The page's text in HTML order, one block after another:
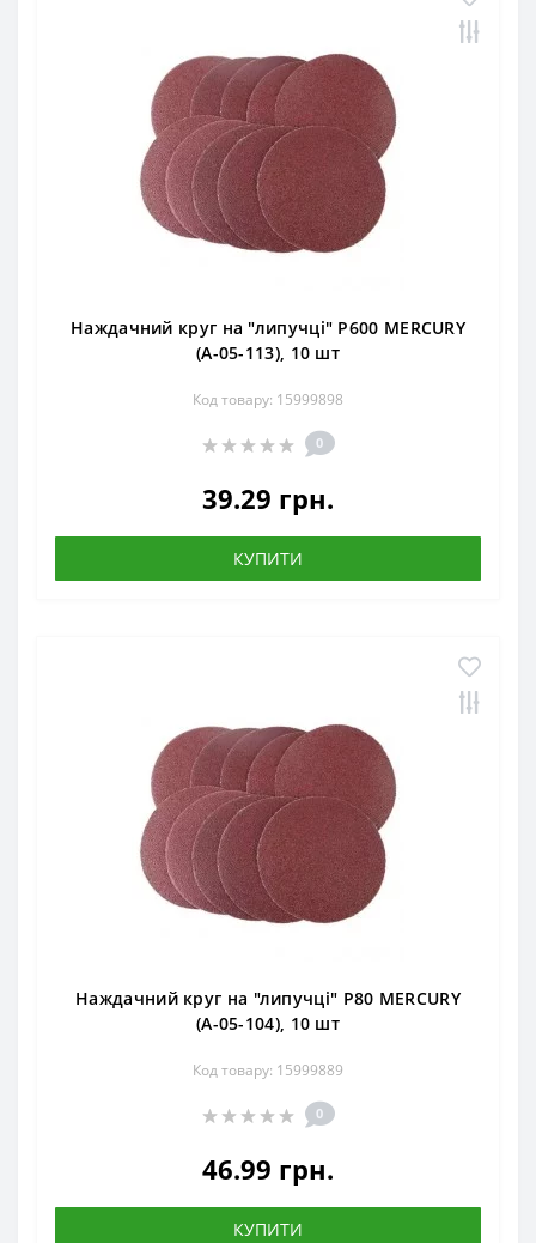
Наждачний круг на "липучці" Р600 MERCURY
(А-05-113), 10 шт
Код товару: 15999898
0
39.29 грн.
КУПИТИ
Наждачний круг на "липучці" Р80 MERCURY
(А-05-104), 10 шт
Код товару: 15999889
0
46.99 грн.
КУПИТИ